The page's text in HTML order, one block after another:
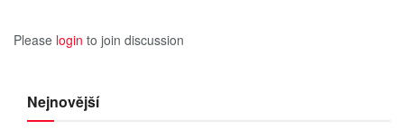
Please login to join discussion
Nejnovější